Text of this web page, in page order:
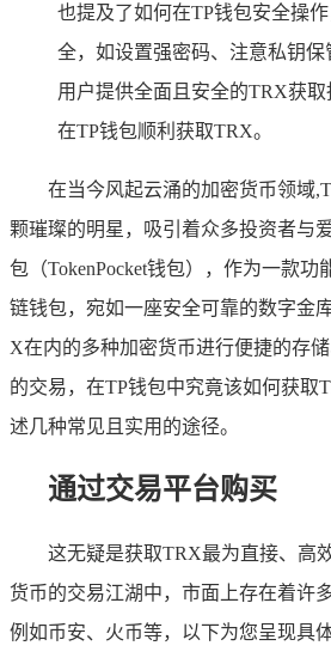
也提及了如何在TP钱包安全操
全，如设置强密码、注意私钥保
用户提供全面且安全的TRX获取
在TP钱包顺利获取TRX。
在当今风起云涌的加密货币领域
颗璀璨的明星，吸引着众多投资者与
包（TokenPocket钱包），作为一款功
链钱包，宛如一座安全可靠的数字金
X在内的多种加密货币进行便捷的存
的交易，在TP钱包中究竟该如何获取
述几种常见且实用的途径。
通过交易平台购买
这无疑是获取TRX最为直接、高
货币的交易江湖中，市面上存在着许
例如币安、火币等，以下为您呈现具